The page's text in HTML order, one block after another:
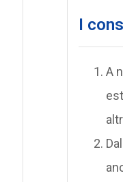
I
A